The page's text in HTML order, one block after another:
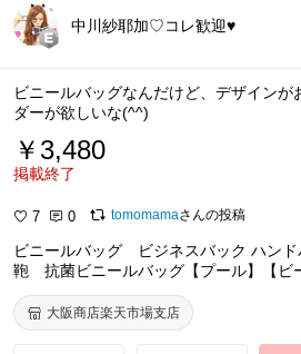
中川紗耶加♡コレ歓迎♥️
ビニールバッグなんだけど、デザインが
ダーが欲しいな(^^)
￥3,480
掲載終了
7 0 tomomamaさんの投稿
ビニールバッグ ビジネスバック ハン
鞄 抗菌ビニールバッグ【プール】【ビ
ールバッグ
大阪商店楽天市場支店